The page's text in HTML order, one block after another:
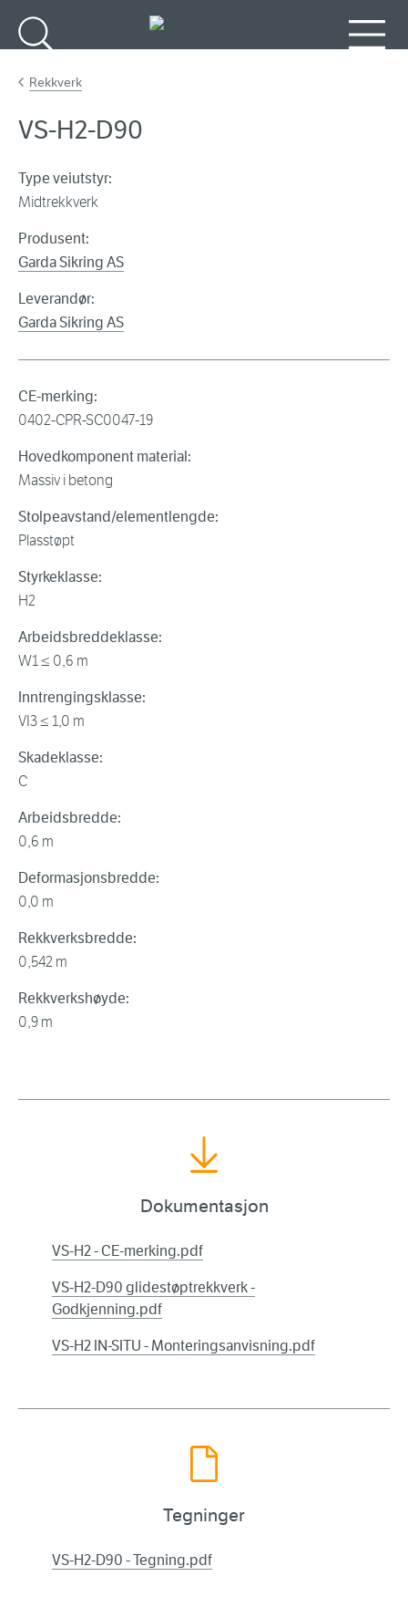
Rekkverk
VS-H2-D90
Type veiutstyr:
Midtrekkverk
Produsent:
Garda Sikring AS
Leverandør:
Garda Sikring AS
CE-merking:
0402-CPR-SC0047-19
Hovedkomponent material:
Massiv i betong
Stolpeavstand/elementlengde:
Plasstøpt
Styrkeklasse:
H2
Arbeidsbreddeklasse:
W1 ≤ 0,6 m
Inntrengingsklasse:
VI3 ≤ 1,0 m
Skadeklasse:
C
Arbeidsbredde:
0,6 m
Deformasjonsbredde:
0,0 m
Rekkverksbredde:
0,542 m
Rekkverkshøyde:
0,9 m
Dokumentasjon
VS-H2 - CE-merking.pdf
VS-H2-D90 glidestøptrekkverk -
Godkjenning.pdf
VS-H2 IN-SITU - Monteringsanvisning.pdf
Tegninger
VS-H2-D90 - Tegning.pdf